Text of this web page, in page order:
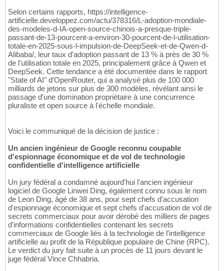
Selon certains rapports, https://intelligence-
artificielle.developpez.com/actu/378316/L-adoption-mondiale-
des-modeles-d-IA-open-source-chinois-a-presque-triple-
passant-de-13-pourcent-a-environ-30-pourcent-de-l-utilisation-
totale-en-2025-sous-l-impulsion-de-DeepSeek-et-de-Qwen-d-
Alibaba/, leur taux d'adoption passant de 13 % à près de 30 %
de l'utilisation totale en 2025, principalement grâce à Qwen et
DeepSeek. Cette tendance a été documentée dans le rapport
"State of AI" d'OpenRouter, qui a analysé plus de 100 000
milliards de jetons sur plus de 300 modèles, révélant ainsi le
passage d'une domination propriétaire à une concurrence
pluraliste et open source à l'échelle mondiale.
Voici le communiqué de la décision de justice :
Un ancien ingénieur de Google reconnu coupable
d'espionnage économique et de vol de technologie
confidentielle d'intelligence artificielle
Un jury fédéral a condamné aujourd'hui l'ancien ingénieur
logiciel de Google Linwei Ding, également connu sous le nom
de Leon Ding, âgé de 38 ans, pour sept chefs d'accusation
d'espionnage économique et sept chefs d'accusation de vol de
secrets commerciaux pour avoir dérobé des milliers de pages
d'informations confidentielles contenant les secrets
commerciaux de Google liés à la technologie de l'intelligence
artificielle au profit de la République populaire de Chine (RPC).
Le verdict du jury fait suite à un procès de 11 jours devant le
juge fédéral Vince Chhabria.